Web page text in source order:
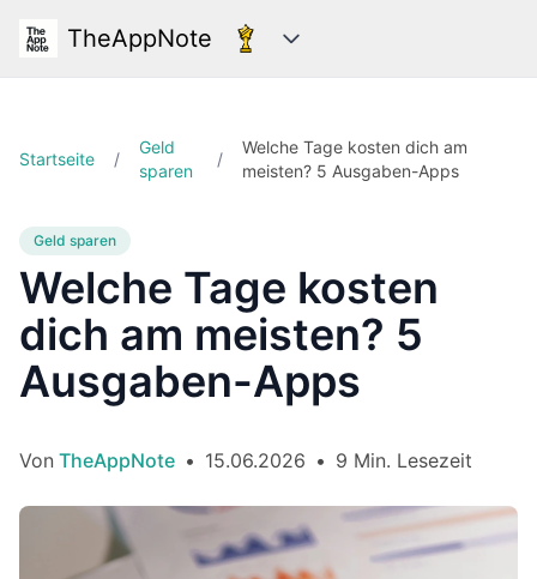
TheAppNote Kategorien
Startseite /
Geld
sparen
/
Welche Tage kosten dich am
meisten? 5 Ausgaben-Apps
Geld sparen
Welche Tage kosten
dich am meisten? 5
Ausgaben-Apps
Von TheAppNote • 15.06.2026 • 9 Min. Lesezeit